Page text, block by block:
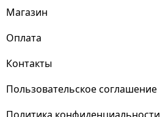
Магазин
Оплата
Контакты
Пользовательское соглашение